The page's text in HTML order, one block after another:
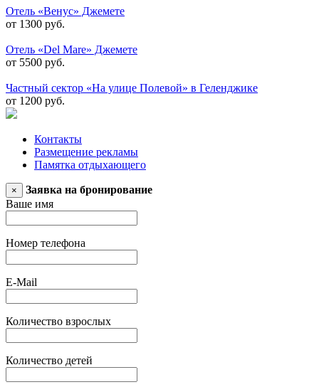
Отель «Венус» Джемете
от 1300 руб.
Отель «Del Mare» Джемете
от 5500 руб.
Частный сектор «На улице Полевой» в Геленджике
от 1200 руб.
Контакты
Размещение рекламы
Памятка отдыхающего
×
Заявка на бронирование
Ваше имя
Номер телефона
E-Mail
Количество взрослых
Количество детей